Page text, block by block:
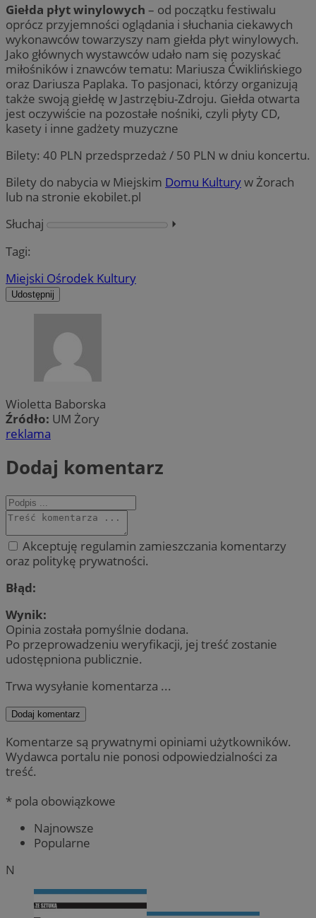
Giełda płyt winylowych – od początku festiwalu
oprócz przyjemności oglądania i słuchania ciekawych
wykonawców towarzyszy nam giełda płyt winylowych.
Jako głównych wystawców udało nam się pozyskać
miłośników i znawców tematu: Mariusza Ćwiklińskiego
oraz Dariusza Paplaka. To pasjonaci, którzy organizują
także swoją giełdę w Jastrzębiu-Zdroju. Giełda otwarta
jest oczywiście na pozostałe nośniki, czyli płyty CD,
kasety i inne gadżety muzyczne
Bilety: 40 PLN przedsprzedaż / 50 PLN w dniu koncertu.
Bilety do nabycia w Miejskim Domu Kulturyw Żorach
lub na stronie ekobilet.pl
Słuchaj
⏵︎
Tagi:
Miejski Ośrodek Kultury
Udostępnij
Wioletta Baborska
Źródło: UM Żory
reklama
Dodaj komentarz
Akceptuję regulamin zamieszczania komentarzy
oraz politykę prywatności.
Błąd:
Wynik:
Opinia została pomyślnie dodana.
Po przeprowadzeniu weryfikacji, jej treść zostanie
udostępniona publicznie.
Trwa wysyłanie komentarza ...
Dodaj komentarz
Komentarze są prywatnymi opiniami użytkowników.
Wydawca portalu nie ponosi odpowiedzialności za
treść.
* pola obowiązkowe
Najnowsze
Popularne
N